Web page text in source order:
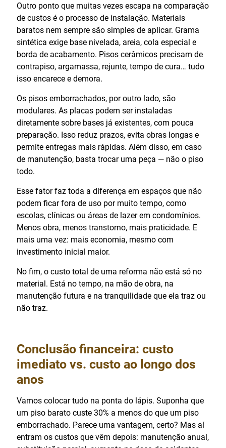
Outro ponto que muitas vezes escapa na comparação
de custos é o processo de instalação. Materiais
baratos nem sempre são simples de aplicar. Grama
sintética exige base nivelada, areia, cola especial e
borda de acabamento. Pisos cerâmicos precisam de
contrapiso, argamassa, rejunte, tempo de cura… tudo
isso encarece e demora.
Os pisos emborrachados, por outro lado, são
modulares. As placas podem ser instaladas
diretamente sobre bases já existentes, com pouca
preparação. Isso reduz prazos, evita obras longas e
permite entregas mais rápidas. Além disso, em caso
de manutenção, basta trocar uma peça — não o piso
todo.
Esse fator faz toda a diferença em espaços que não
podem ficar fora de uso por muito tempo, como
escolas, clínicas ou áreas de lazer em condomínios.
Menos obra, menos transtorno, mais praticidade. E
mais uma vez: mais economia, mesmo com
investimento inicial maior.
No fim, o custo total de uma reforma não está só no
material. Está no tempo, na mão de obra, na
manutenção futura e na tranquilidade que ela traz ou
não traz.
Conclusão financeira: custo
imediato vs. custo ao longo dos
anos
Vamos colocar tudo na ponta do lápis. Suponha que
um piso barato custe 30% a menos do que um piso
emborrachado. Parece uma vantagem, certo? Mas aí
entram os custos que vêm depois: manutenção anual,